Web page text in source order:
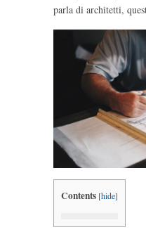
parla di architetti,
Contents [hide]